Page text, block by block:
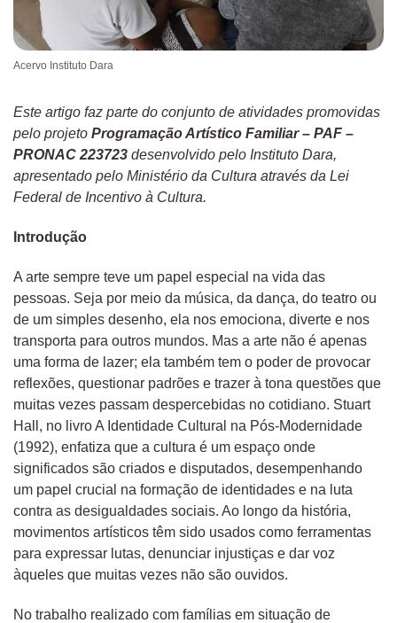
Acervo Instituto Dara
Este artigo faz parte do conjunto de atividades promovidas
pelo projeto Programação Artístico Familiar – PAF –
PRONAC 223723 desenvolvido pelo Instituto Dara,
apresentado pelo Ministério da Cultura através da Lei
Federal de Incentivo à Cultura.
Introdução
A arte sempre teve um papel especial na vida das
pessoas. Seja por meio da música, da dança, do teatro ou
de um simples desenho, ela nos emociona, diverte e nos
transporta para outros mundos. Mas a arte não é apenas
uma forma de lazer; ela também tem o poder de provocar
reflexões, questionar padrões e trazer à tona questões que
muitas vezes passam despercebidas no cotidiano. Stuart
Hall, no livro A Identidade Cultural na Pós-Modernidade
(1992), enfatiza que a cultura é um espaço onde
significados são criados e disputados, desempenhando
um papel crucial na formação de identidades e na luta
contra as desigualdades sociais. Ao longo da história,
movimentos artísticos têm sido usados como ferramentas
para expressar lutas, denunciar injustiças e dar voz
àqueles que muitas vezes não são ouvidos.
No trabalho realizado com famílias em situação de